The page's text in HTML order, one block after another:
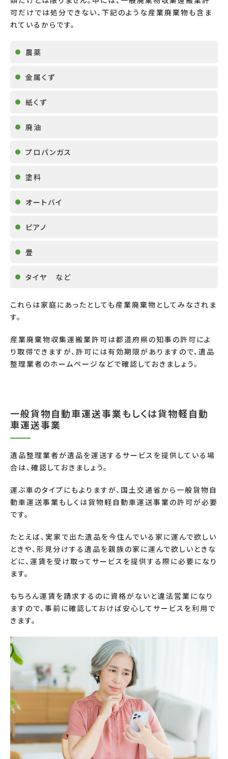
可だけでは処分できない、下記のような産業廃棄物も含ま
れているからです。
農薬
金属くず
紙くず
廃油
プロパンガス
塗料
オートバイ
ピアノ
畳
タイヤ など
これらは家庭にあったとしても産業廃棄物としてみなされま
す。
産業廃棄物収集運搬業許可は都道府県の知事の許可によ
り取得できますが、許可には有効期限がありますので、遺品
整理業者のホームページなどで確認しておきましょう。
一般貨物自動車運送事業もしくは貨物軽自動
車運送事業
遺品整理業者が遺品を運送するサービスを提供している場
合は、確認しておきましょう。
運ぶ車のタイプにもよりますが、国土交通省から一般貨物自
動車運送事業もしくは貨物軽自動車運送事業の許可が必要
です。
たとえば、実家で出た遺品を今住んでいる家に運んで欲しい
ときや、形見分けする遺品を親族の家に運んで欲しいときな
どに、運賃を受け取ってサービスを提供する際に必要になり
ます。
もちろん運賃を請求するのに資格がないと違法営業になり
ますので、事前に確認しておけば安心してサービスを利用で
きます。